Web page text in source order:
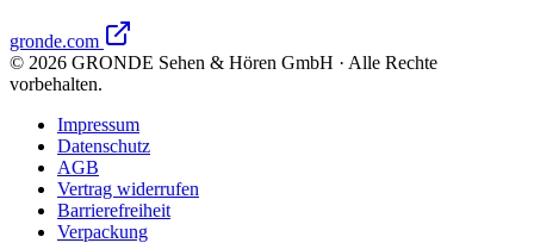
gronde.com
© 2026 GRONDE Sehen & Hören GmbH · Alle Rechte
vorbehalten.
Impressum
Datenschutz
AGB
Vertrag widerrufen
Barrierefreiheit
Verpackung